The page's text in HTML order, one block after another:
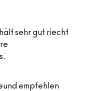
sehr gut riecht
empfehlen